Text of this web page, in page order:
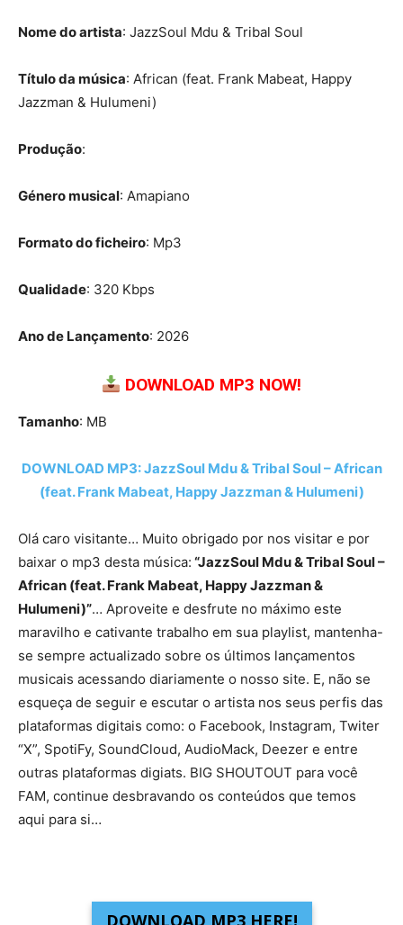
Nome do artista: JazzSoul Mdu & Tribal Soul
Título da música: African (feat. Frank Mabeat, Happy
Jazzman & Hulumeni)
Produção:
Género musical: Amapiano
Formato do ficheiro: Mp3
Qualidade: 320 Kbps
Ano de Lançamento: 2026
DOWNLOAD MP3 NOW!
Tamanho: MB
DOWNLOAD MP3: JazzSoul Mdu & Tribal Soul – African
(feat. Frank Mabeat, Happy Jazzman & Hulumeni)
Olá caro visitante… Muito obrigado por nos visitar e por
baixar o mp3 desta música: “JazzSoul Mdu & Tribal Soul –
African (feat. Frank Mabeat, Happy Jazzman &
Hulumeni)”… Aproveite e desfrute no máximo este
maravilho e cativante trabalho em sua playlist, mantenha-
se sempre actualizado sobre os últimos lançamentos
musicais acessando diariamente o nosso site. E, não se
esqueça de seguir e escutar o artista nos seus perfis das
plataformas digitais como: o Facebook, Instagram, Twiter
“X”, SpotiFy, SoundCloud, AudioMack, Deezer e entre
outras plataformas digiats. BIG SHOUTOUT para você
FAM, continue desbravando os conteúdos que temos
aqui para si…
DOWNLOAD MP3 HERE!